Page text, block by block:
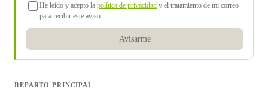
He leído y acepto la política de privacidad y el tratamiento de mi correo
para recibir este aviso.
Avisarme
REPARTO PRINCIPAL